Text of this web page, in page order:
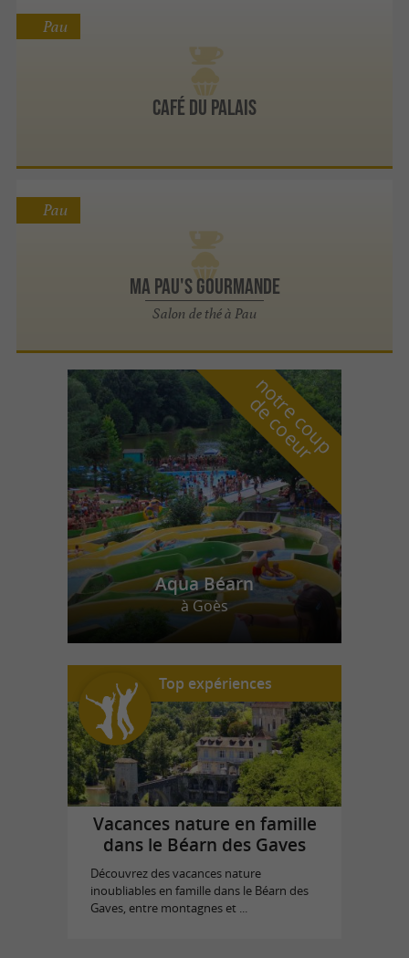
Café du Palais
Pau
Ma Pau's Gourmande
Salon de thé à Pau
Pau
n
o
t
r
e
c
o
u
p
d
e
c
o
e
u
r
Aqua Béarn
à Goès
Top expériences
Vacances nature en famille
dans le Béarn des Gaves
Découvrez des vacances nature
inoubliables en famille dans le Béarn des
Gaves, entre montagnes et ...